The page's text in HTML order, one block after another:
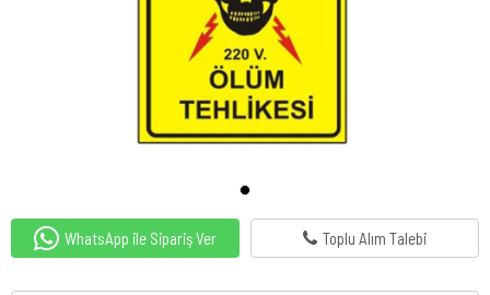
WhatsApp ile Sipariş Ver Toplu Alım Talebi